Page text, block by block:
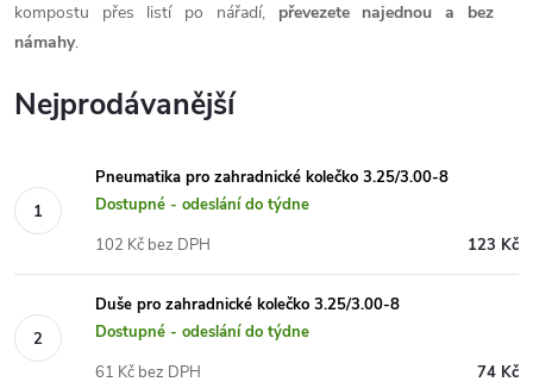
kompostu přes listí po nářadí, převezete najednou a bez
námahy.
Nejprodávanější
Pneumatika pro zahradnické kolečko 3.25/3.00-8
Dostupné - odeslání do týdne
123 Kč
102 Kč bez DPH
Duše pro zahradnické kolečko 3.25/3.00-8
Dostupné - odeslání do týdne
74 Kč
61 Kč bez DPH